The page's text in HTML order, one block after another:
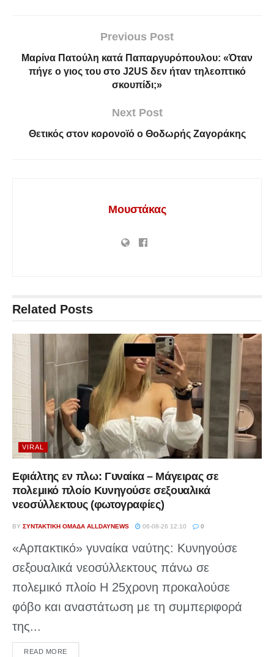
Previous Post
Μαρίνα Πατούλη κατά Παπαργυρόπουλου: «Όταν
πήγε ο γιος του στο J2US δεν ήταν τηλεοπτικό
σκουπίδι;»
Next Post
Θετικός στον κορονοϊό ο Θοδωρής Ζαγοράκης
Μουστάκας
Related Posts
VIRAL
Εφιάλτης εν πλω: Γυναίκα – Μάγειρας σε
πολεμικό πλοίο Κυνηγούσε σεξουαλικά
νεοσύλλεκτους (φωτογραφίες)
BY ΣΥΝΤΑΚΤΙΚΉ ΟΜΆΔΑ ALLDAYNEWS 06-08-26 12:10 0
«Αρπακτικό» γυναίκα ναύτης: Κυνηγούσε
σεξουαλικά νεοσύλλεκτους πάνω σε
πολεμικό πλοίο Η 25χρονη προκαλούσε
φόβο και αναστάτωση με τη συμπεριφορά
της...
READ MOREDETAILS